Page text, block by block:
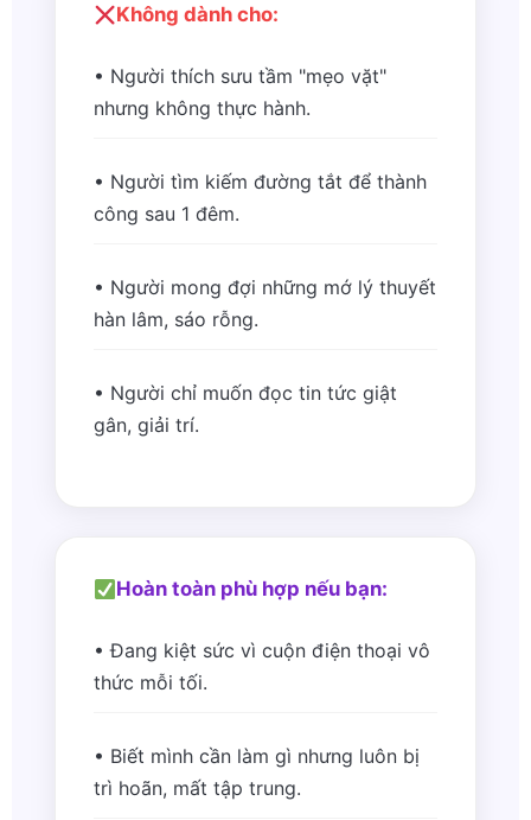
Không dành cho:
• Người thích sưu tầm "mẹo vặt"
nhưng không thực hành.
• Người tìm kiếm đường tắt để thành
công sau 1 đêm.
• Người mong đợi những mớ lý thuyết
hàn lâm, sáo rỗng.
• Người chỉ muốn đọc tin tức giật
gân, giải trí.
Hoàn toàn phù hợp nếu bạn:
• Đang kiệt sức vì cuộn điện thoại vô
thức mỗi tối.
• Biết mình cần làm gì nhưng luôn bị
trì hoãn, mất tập trung.